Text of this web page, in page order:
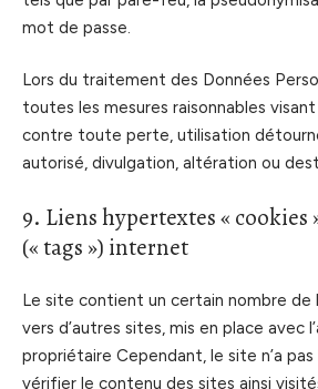
mot de passe.
Lors du traitement des Données
toutes les mesures raisonnables
contre toute perte, utilisation
autorisé, divulgation, altération ou
9. Liens hypertextes « cookies
(« tags ») internet
Le site contient un certain nombre de
vers d’autres sites, mis en place avec
propriétaire Cependant, le site n’a
vérifier le contenu des sites ainsi